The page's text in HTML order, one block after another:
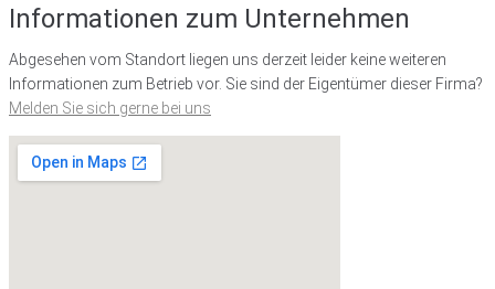
Informationen zum Unternehmen
Abgesehen vom Standort liegen uns derzeit leider keine weiteren
Informationen zum Betrieb vor. Sie sind der Eigentümer dieser Firma?
Melden Sie sich gerne bei uns